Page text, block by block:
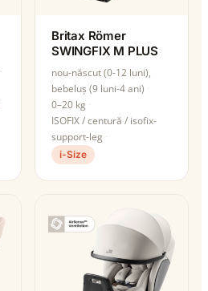
Britax Römer
SWINGFIX M PLUS
nou-născut (0-12 luni),
bebeluș (9 luni-4 ani)
0–20 kg
ISOFIX / centură / isofix-
support-leg
i-Size